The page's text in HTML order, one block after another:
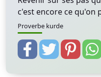
c'est encore ce qu'on
Proverbe kurde